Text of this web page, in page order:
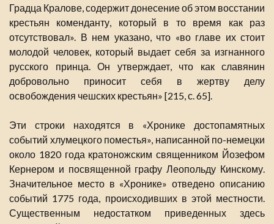
Градца Кралове, содержит донесение об этом восстании
крестьян коменданту, который в то время как раз
отсутствовал». В нем указано, что «во главе их стоит
молодой человек, который выдает себя за изгнанного
русского принца. Он утверждает, что как славянин
добровольно приносит себя в жертву делу
освобождения чешских крестьян» [215, с. 65].
Эти строки находятся в «Хронике достопамятных
событий хлумецкого поместья», написанной по-немецки
около 1820 года кратоножским священником Йозефом
Кернером и посвященной графу Леопольду Кинскому.
Значительное место в «Хронике» отведено описанию
событий 1775 года, происходивших в этой местности.
Существенным недостатком приведенных здесь